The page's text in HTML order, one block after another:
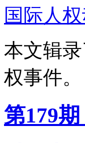
国际人
本文辑
权事件。
第179